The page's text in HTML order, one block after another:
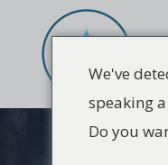
We've
speaking
Do you